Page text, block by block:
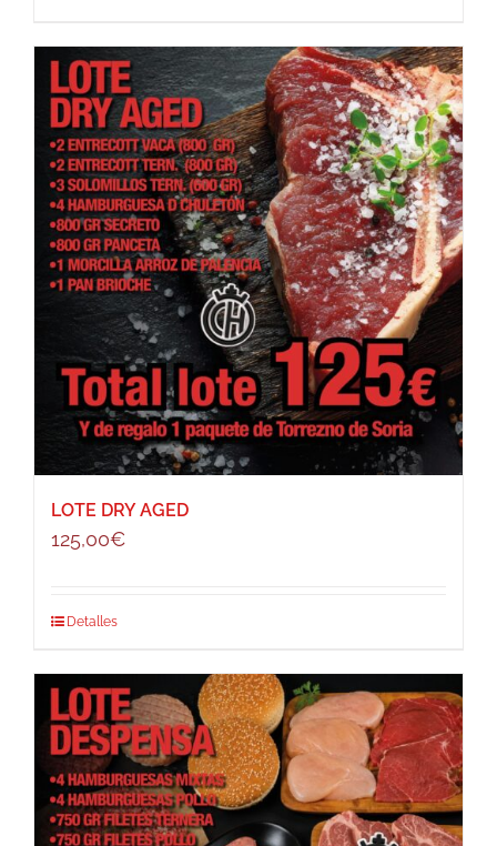
LOTE DRY AGED
125,00€
Detalles